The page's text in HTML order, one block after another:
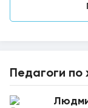
Педагоги по